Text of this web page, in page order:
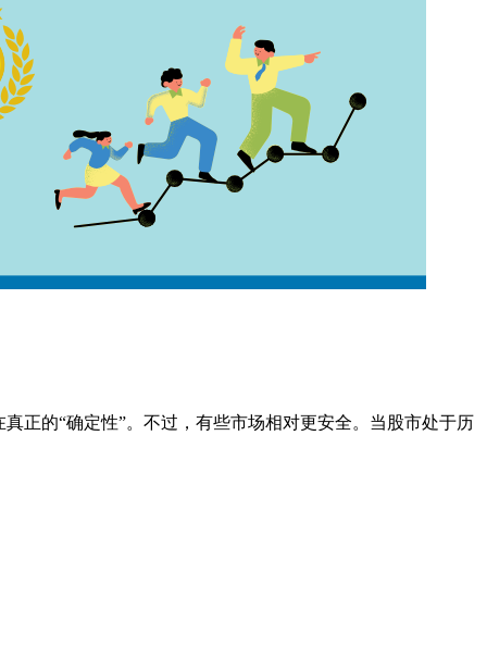
正的“确定性”。不过，有些市场相对更安全。当股市处于历